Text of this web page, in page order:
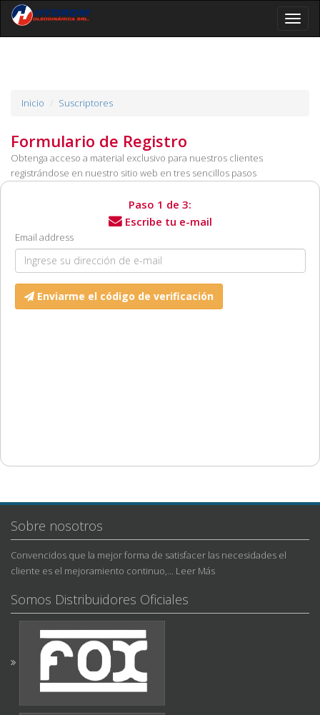
Toggle
Inicio Suscriptores
Formulario de Registro
Obtenga acceso a material exclusivo para nuestros clientes
registrándose en nuestro sitio web en tres sencillos pasos
Paso 1 de 3:
Escribe tu e-mail
Email:
Email address
Enviarme el código de verificación
Sobre nosotros
Convencidos que la mejor forma de satisfacer las necesidades el
cliente es el mejoramiento continuo,... Leer Más
Somos Distribuidores Oficiales